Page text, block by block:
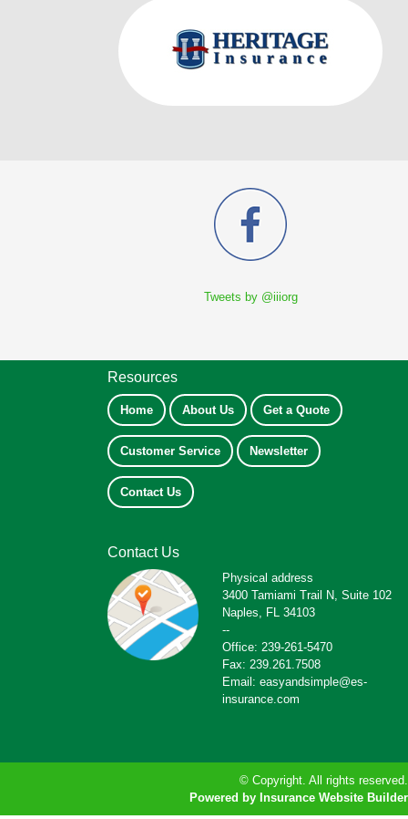
Tweets by @iiiorg
Resources
Home About Us Get a Quote
Customer Service Newsletter
Contact Us
Contact Us
Physical address
3400 Tamiami Trail N, Suite 102
Naples, FL 34103
--
Office: 239-261-5470
Fax: 239.261.7508
Email: easyandsimple@es-
insurance.com
© Copyright. All rights reserved.
Powered by Insurance Website Builder